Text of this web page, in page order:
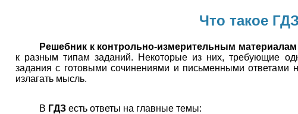
Что такое
Решебник к контрольно-измерительным
к разным типам заданий. Некоторые из них, требующие
задания с готовыми сочинениями и письменными ответами
излагать мысль.
В ГДЗ есть ответы на главные темы: